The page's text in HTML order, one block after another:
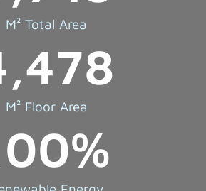
M² Total Area
M² Floor Area
%